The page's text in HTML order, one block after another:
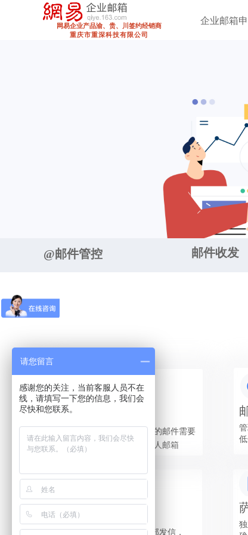
企业邮箱
网易企业产品渝、贵、川 签约经销商
重庆市重深科技有限公司
@邮件管控 邮件收发
邮件审核
的邮件需要
审批通过才能发送到收件人邮箱
限制外发
可设置为只允许往企业内部发信，
请您留言
感谢您的关注，当前客服人员不在
线，请填写一下您的信息，我们会
尽快和您联系。